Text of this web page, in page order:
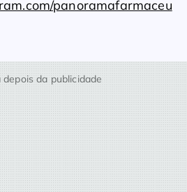
panoramafarmaceu
depois da publicidade